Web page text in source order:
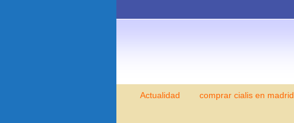
Actualidad comprar cialis en madrid